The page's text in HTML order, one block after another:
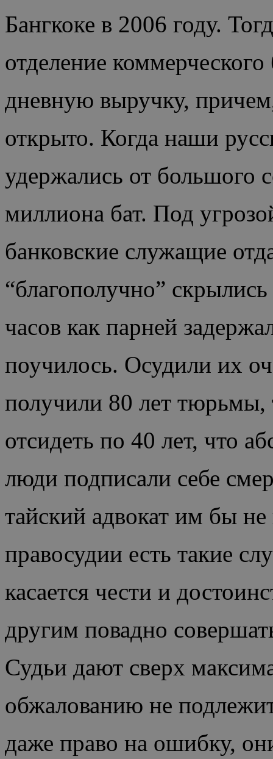
Бангкоке в 2006 году.
отделение
дневную выручку,
открыто. Когда наши
удержались от большого
миллиона бат. Под
банковские служащие
“благополучно”
часов как парней
поучилось. Осудили их
получили 80 лет
отсидеть по 40 лет, что
люди подписали себе
тайский адвокат им бы
правосудии есть такие
касается чести и
другим повадно
Судьи дают сверх
обжалованию не
даже право на ошибку,